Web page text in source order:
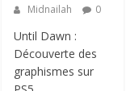
Midnailah
0
Until Dawn :
Découverte des
graphismes sur